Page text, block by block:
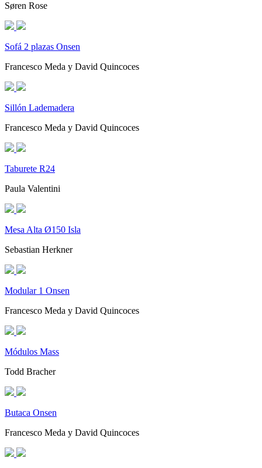
Søren Rose
Sofá 2 plazas Onsen
Francesco Meda y David Quincoces
Sillón Lademadera
Francesco Meda y David Quincoces
Taburete R24
Paula Valentini
Mesa Alta Ø150 Isla
Sebastian Herkner
Modular 1 Onsen
Francesco Meda y David Quincoces
Módulos Mass
Todd Bracher
Butaca Onsen
Francesco Meda y David Quincoces